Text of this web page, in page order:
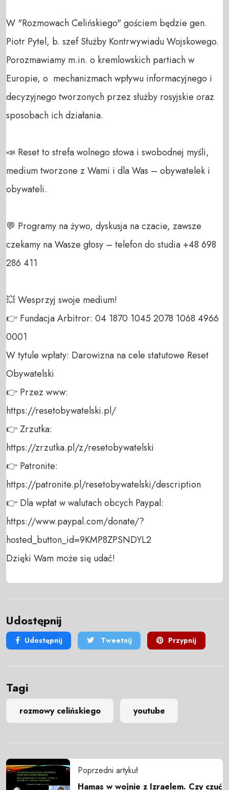
W "Rozmowach Celińskiego" gościem będzie gen.
Piotr Pytel, b. szef Służby Kontrwywiadu Wojskowego.
Porozmawiamy m.in. o kremlowskich partiach w
Europie, o  mechanizmach wpływu informacyjnego i
decyzyjnego tworzonych przez służby rosyjskie oraz
sposobach ich działania.
📣 Reset to strefa wolnego słowa i swobodnej myśli,
medium tworzone z Wami i dla Was – obywatelek i
obywateli.
💬 Programy na żywo, dyskusja na czacie, zawsze
czekamy na Wasze głosy – telefon do studia +48 698
286 411
💥 Wesprzyj swoje medium!
👉 Fundacja Arbitror: 04 1870 1045 2078 1068 4966
0001
W tytule wpłaty: Darowizna na cele statutowe Reset
Obywatelski
👉 Przez www:
https://resetobywatelski.pl/
👉 Zrzutka:
https://zrzutka.pl/z/resetobywatelski
👉 Patronite:
https://patronite.pl/resetobywatelski/description
👉 Dla wpłat w walutach obcych Paypal:
https://www.paypal.com/donate/?
hosted_button_id=9KMP8ZPSNDYL2
Dzięki Wam może się udać!
Udostępnij
Udostępnij Tweetnij Przypnij
Tagi
rozmowy celińskiego youtube
Poprzedni artykuł
Hamas w wojnie z Izraelem. Czy czuć